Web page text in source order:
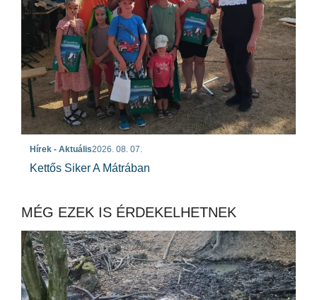
Hírek - Aktuális2026. 08. 07.
Kettős Siker A Mátrában
MÉG EZEK IS ÉRDEKELHETNEK